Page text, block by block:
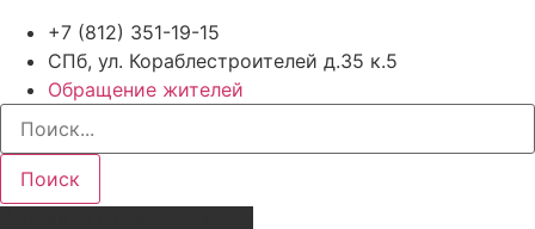
+7 (812) 351-19-15
СПб, ул. Кораблестроителей д.35 к.5
Обращение жителей
Поиск